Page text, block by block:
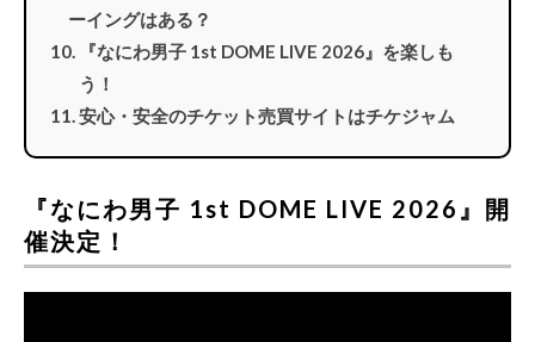
ーイングはある？
『なにわ男子 1st DOME LIVE 2026』を楽しも
う！
安心・安全のチケット売買サイトはチケジャム
『なにわ男子 1st DOME LIVE 2026』開
催決定！